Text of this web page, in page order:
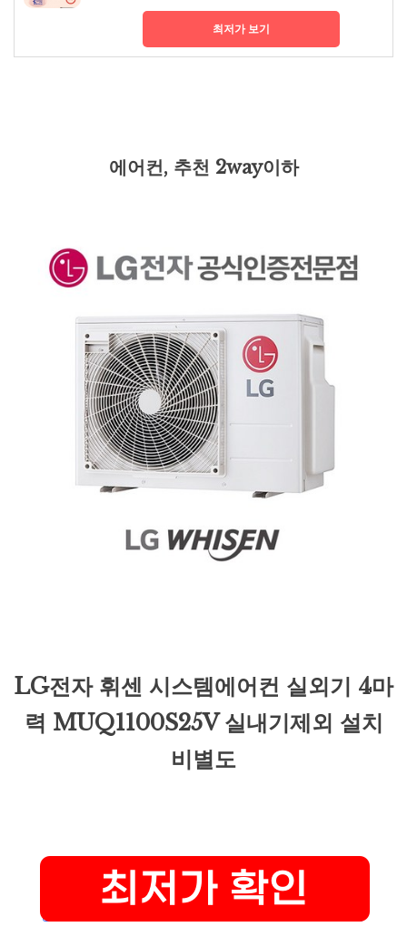
최저가 보기
에어컨, 추천 2way이하
LG전자 휘센 시스템에어컨 실외기 4마
력 MUQ1100S25V 실내기제외 설치
비별도